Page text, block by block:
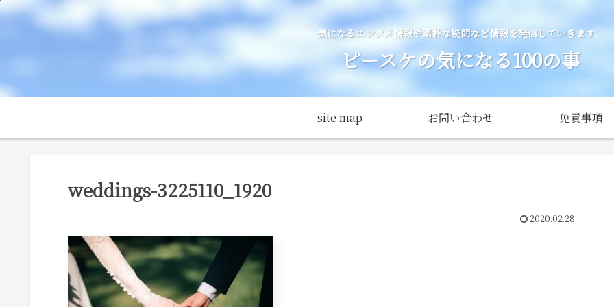
気になるエンタメ情報や素朴な疑問など情報を発信していきます。
ピースケの気になる100の事
site map お問い合わせ 免責事項
weddings-3225110_1920
2020.02.28